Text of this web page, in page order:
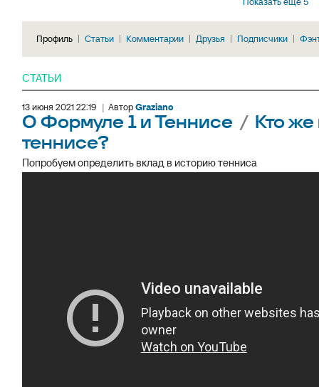
Профиль Статьи Комментарии Друзья Подписчики
СТАТЬИ
13 июня 2021 22:19 | АвторGraziano
О Формуле 1 и Теннисе / Кто
теннисе?
Попробуем определить вклад в историю тенниса